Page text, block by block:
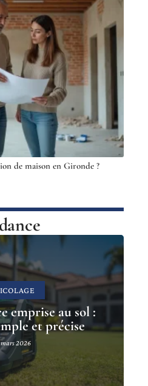
de maison en Gironde ?
emprise au sol :
et précise
mars 2026